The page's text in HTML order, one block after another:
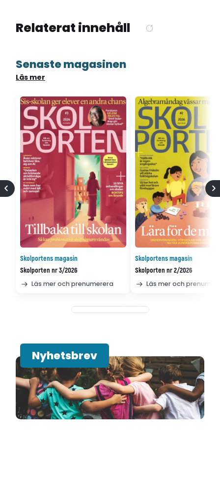
Relaterat innehåll
Senaste magasinen
Läs mer
Skolportens magasin
Skolporten nr 3/2026
Läs mer och prenumerera
Skolportens magasin
Skolporten nr 2/2026
Läs mer och
Nyhetsbrev